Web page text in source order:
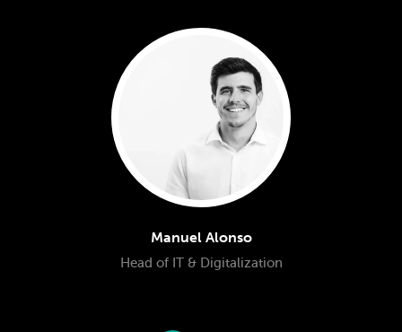
Manuel Alonso
Head of IT & Digitalization